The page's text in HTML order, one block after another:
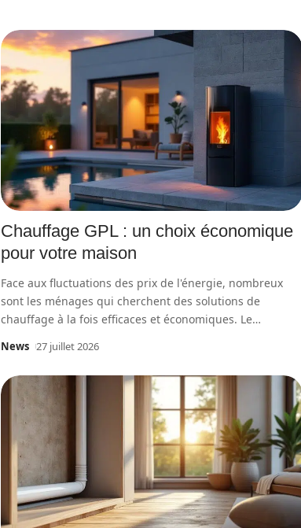
Chauffage GPL : un choix économique
pour votre maison
Face aux fluctuations des prix de l'énergie, nombreux
sont les ménages qui cherchent des solutions de
chauffage à la fois efficaces et économiques. Le…
News 27 juillet 2026